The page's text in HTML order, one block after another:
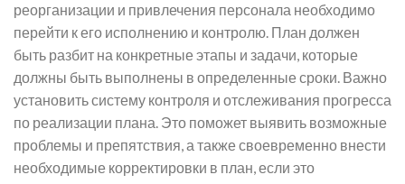
реорганизации и привлечения персонала необходимо
перейти к его исполнению и контролю. План должен
быть разбит на конкретные этапы и задачи, которые
должны быть выполнены в определенные сроки. Важно
установить систему контроля и отслеживания прогресса
по реализации плана. Это поможет выявить возможные
проблемы и препятствия, а также своевременно внести
необходимые корректировки в план, если это